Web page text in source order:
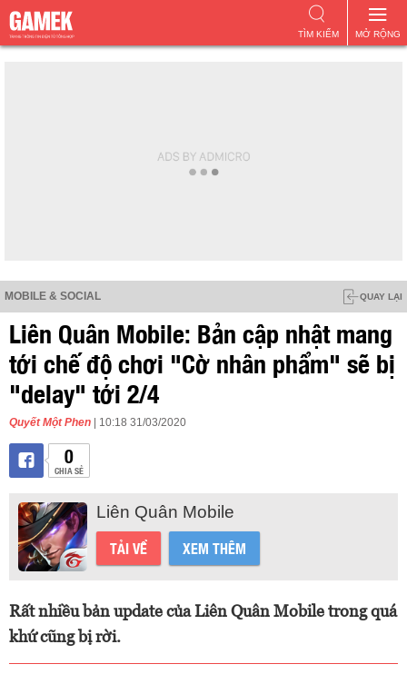
MỞ RỘNG
TÌM KIẾM
MOBILE & SOCIAL QUAY LẠI
Liên Quân Mobile: Bản cập nhật mang
tới chế độ chơi "Cờ nhân phẩm" sẽ bị
"delay" tới 2/4
Quyết Một Phen | 10:18 31/03/2020
0
CHIA SẺ
Liên Quân Mobile
TẢI VỀ XEM THÊM
Rất nhiều bản update của Liên Quân Mobile trong quá
khứ cũng bị rời.